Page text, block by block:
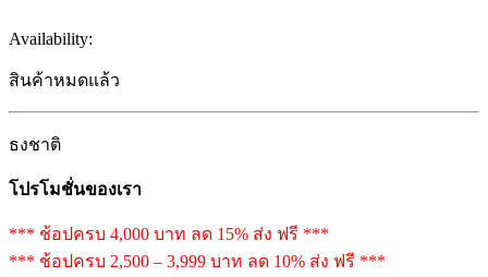
Availability:
สินค้าหมดแล้ว
ธงชาติ
โปรโมชั่นของเรา
*** ช้อปครบ 4,000 บาท ลด 15% ส่ง ฟรี ***
*** ช้อปครบ 2,500 – 3,999 บาท ลด 10% ส่ง ฟรี ***